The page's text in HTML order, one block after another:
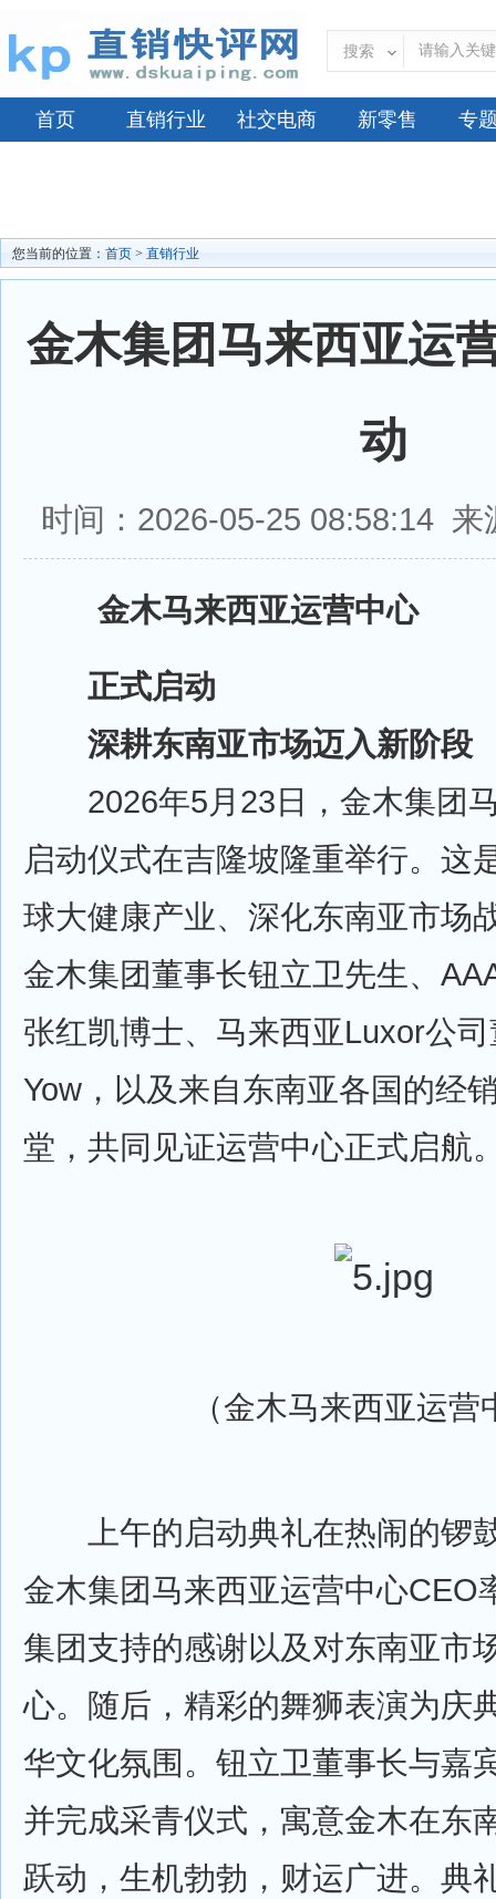
搜索
首页 直销行业 社交电商 新零售 专
您当前的位置： 首页 > 直销行业
金木集团马来西亚运
动
时间：2026-05-25 08:58:14
金木马来西亚运营中心
正式启动
深耕东南亚市场迈入新阶段
2026年5月23日，金木集团
启动仪式在吉隆坡隆重举行。这
球大健康产业、深化东南亚市场
金木集团董事长钮立卫先生、
张红凯博士、马来西亚Luxor公
Yow，以及来自东南亚各国的经
堂，共同见证运营中心正式启航
（金木马来西亚运营
上午的启动典礼在热闹的锣
金木集团马来西亚运营中心CEO
集团支持的感谢以及对东南亚市
心。随后，精彩的舞狮表演为庆
华文化氛围。钮立卫董事长与嘉
并完成采青仪式，寓意金木在东
跃动，生机勃勃，财运广进。典